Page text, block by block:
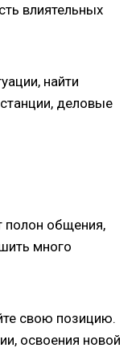
влиятельных
найти
деловые
полон общения,
много
свою позицию.
освоения новой